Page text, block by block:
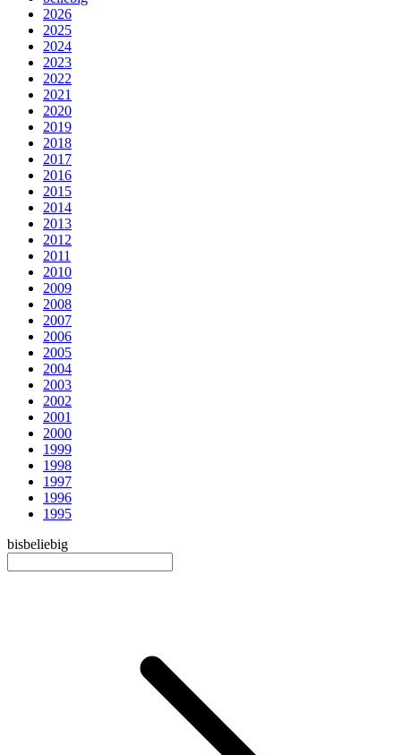
2026
2025
2024
2023
2022
2021
2020
2019
2018
2017
2016
2015
2014
2013
2012
2011
2010
2009
2008
2007
2006
2005
2004
2003
2002
2001
2000
1999
1998
1997
1996
1995
bisbeliebig